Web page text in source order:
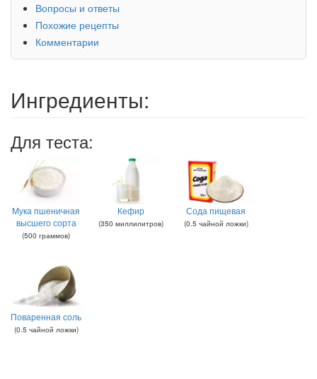
Вопросы и ответы
Похожие рецепты
Комментарии
Ингредиенты:
Для теста:
Мука пшеничная
высшего сорта
(500 граммов)
Кефир
(350 миллилитров)
Сода пищевая
(0.5 чайной ложки)
Поваренная соль
(0.5 чайной ложки)